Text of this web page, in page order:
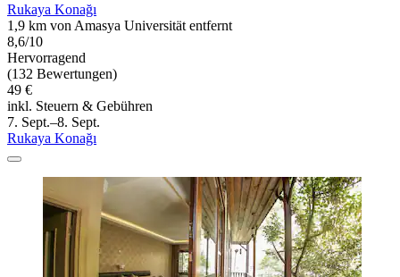
Rukaya Konağı
1,9 km von Amasya Universität entfernt
8,6/10
Hervorragend
(132 Bewertungen)
49 €
inkl. Steuern & Gebühren
7. Sept.–8. Sept.
Rukaya Konağı